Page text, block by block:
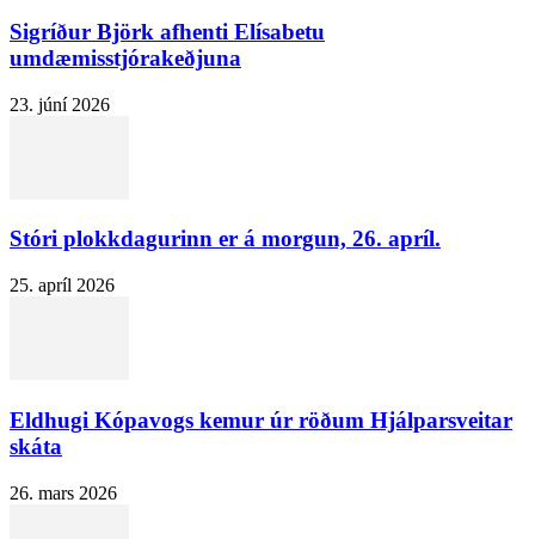
Sigríður Björk afhenti Elísabetu
umdæmisstjórakeðjuna
23. júní 2026
Stóri plokkdagurinn er á morgun, 26. apríl.
25. apríl 2026
Eldhugi Kópavogs kemur úr röðum Hjálparsveitar
skáta
26. mars 2026